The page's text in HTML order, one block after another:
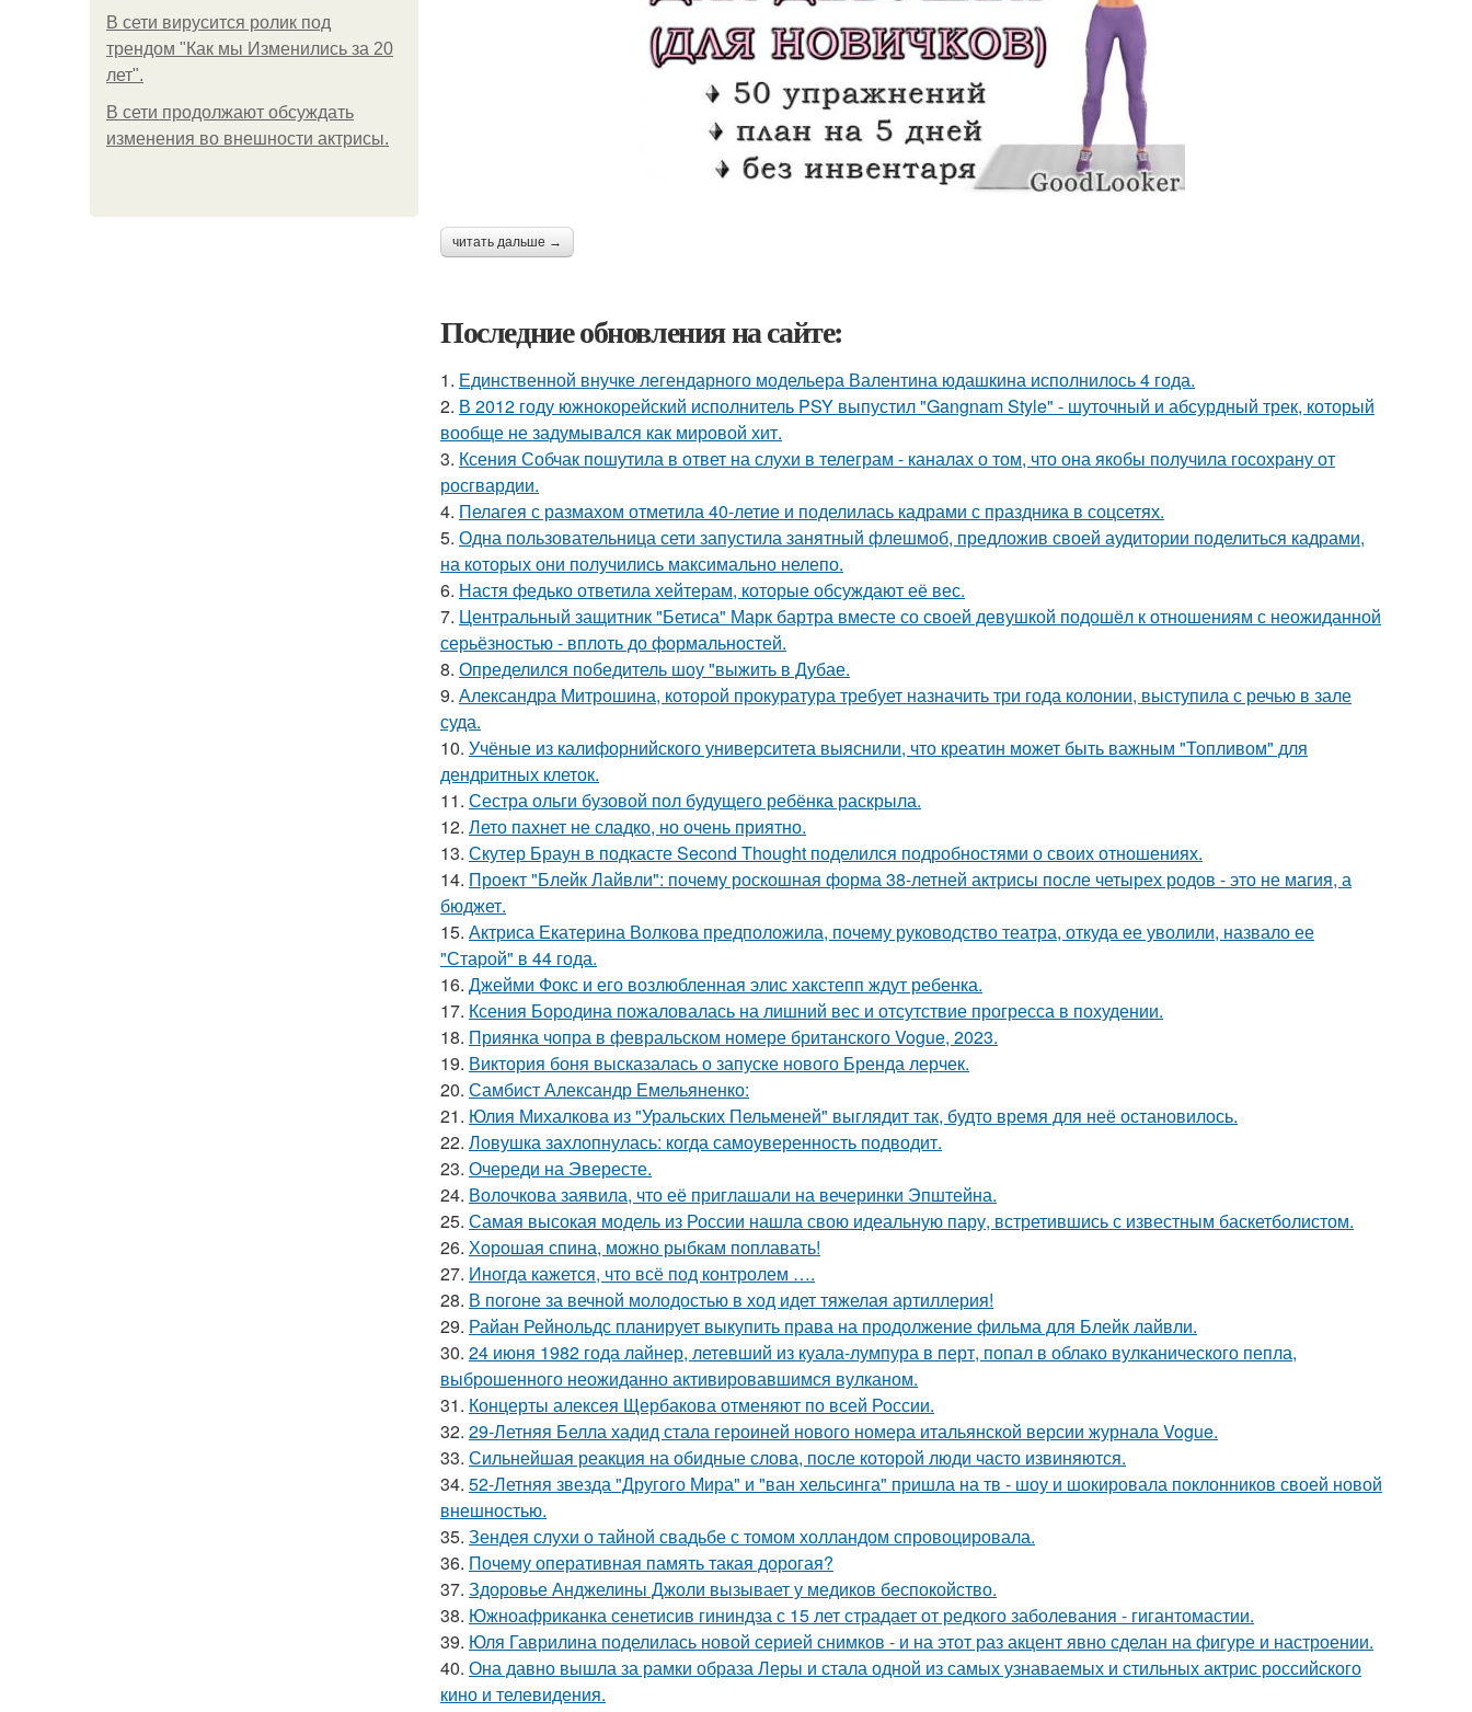
В сети вирусится ролик под
трендом "Как мы Изменились за 20
лет".
В сети продолжают обсуждать
изменения во внешности актрисы.
читать дальше →
Последние обновления на сайте:
1. Единственной внучке легендарного модельера Валентина юдашкина исполнилось 4 года.
2. В 2012 году южнокорейский исполнитель PSY выпустил "Gangnam Style" - шуточный и абсурдный трек, который
вообще не задумывался как мировой хит.
3. Ксения Собчак пошутила в ответ на слухи в телеграм - каналах о том, что она якобы получила госохрану от
росгвардии.
4. Пелагея с размахом отметила 40-летие и поделилась кадрами с праздника в соцсетях.
5. Одна пользовательница сети запустила занятный флешмоб, предложив своей аудитории поделиться кадрами,
на которых они получились максимально нелепо.
6. Настя федько ответила хейтерам, которые обсуждают её вес.
7. Центральный защитник "Бетиса" Марк бартра вместе со своей девушкой подошёл к отношениям с неожиданной
серьёзностью - вплоть до формальностей.
8. Определился победитель шоу "выжить в Дубае.
9. Александра Митрошина, которой прокуратура требует назначить три года колонии, выступила с речью в зале
суда.
10. Учёные из калифорнийского университета выяснили, что креатин может быть важным "Топливом" для
дендритных клеток.
11. Сестра ольги бузовой пол будущего ребёнка раскрыла.
12. Лето пахнет не сладко, но очень приятно.
13. Скутер Браун в подкасте Second Thought поделился подробностями о своих отношениях.
14. Проект "Блейк Лайвли": почему роскошная форма 38-летней актрисы после четырех родов - это не магия, а
бюджет.
15. Актриса Екатерина Волкова предположила, почему руководство театра, откуда ее уволили, назвало ее
"Старой" в 44 года.
16. Джейми Фокс и его возлюбленная элис хакстепп ждут ребенка.
17. Ксения Бородина пожаловалась на лишний вес и отсутствие прогресса в похудении.
18. Приянка чопра в февральском номере британского Vogue, 2023.
19. Виктория боня высказалась о запуске нового Бренда лерчек.
20. Самбист Александр Емельяненко:
21. Юлия Михалкова из "Уральских Пельменей" выглядит так, будто время для неё остановилось.
22. Ловушка захлопнулась: когда самоуверенность подводит.
23. Очереди на Эвересте.
24. Волочкова заявила, что её приглашали на вечеринки Эпштейна.
25. Самая высокая модель из России нашла свою идеальную пару, встретившись с известным баскетболистом.
26. Хорошая спина, можно рыбкам поплавать!
27. Иногда кажется, что всё под контролем ….
28. В погоне за вечной молодостью в ход идет тяжелая артиллерия!
29. Райан Рейнольдс планирует выкупить права на продолжение фильма для Блейк лайвли.
30. 24 июня 1982 года лайнер, летевший из куала-лумпура в перт, попал в облако вулканического пепла,
выброшенного неожиданно активировавшимся вулканом.
31. Концерты алексея Щербакова отменяют по всей России.
32. 29-Летняя Белла хадид стала героиней нового номера итальянской версии журнала Vogue.
33. Сильнейшая реакция на обидные слова, после которой люди часто извиняются.
34. 52-Летняя звезда "Другого Мира" и "ван хельсинга" пришла на тв - шоу и шокировала поклонников своей новой
внешностью.
35. Зендея слухи о тайной свадьбе с томом холландом спровоцировала.
36. Почему оперативная память такая дорогая?
37. Здоровье Анджелины Джоли вызывает у медиков беспокойство.
38. Южноафриканка сенетисив гининдза с 15 лет страдает от редкого заболевания - гигантомастии.
39. Юля Гаврилина поделилась новой серией снимков - и на этот раз акцент явно сделан на фигуре и настроении.
40. Она давно вышла за рамки образа Леры и стала одной из самых узнаваемых и стильных актрис российского
кино и телевидения.